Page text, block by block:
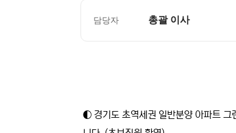
담당자 총괄 이사
본문
◐ 경기도 초역세권 일반분양 아파트 그